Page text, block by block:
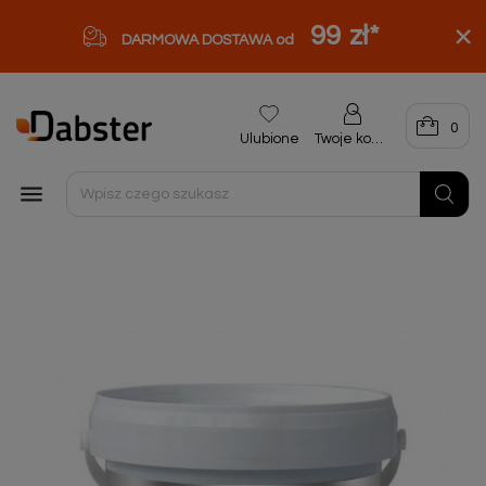
DARMOWA DOSTAWA od 99 zł*

Ulubione Twoje konto
0